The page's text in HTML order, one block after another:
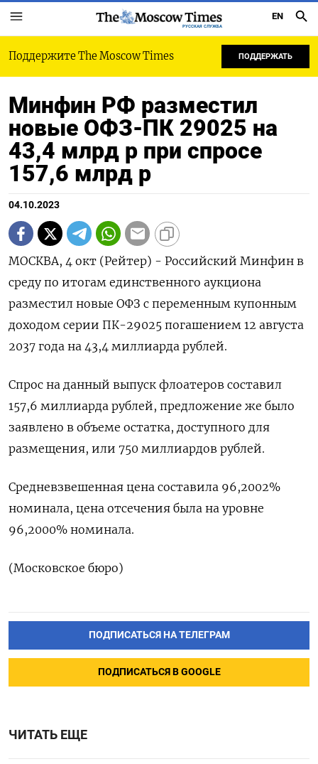
РУССКАЯ СЛУЖБА
EN
Поддержите The Moscow Times ПОДДЕРЖАТЬ
Минфин РФ разместил
новые ОФЗ-ПК 29025 на
43,4 млрд р при спросе
157,6 млрд р
04.10.2023
МОСКВА, 4 окт (Рейтер) - Российский Минфин в
среду по итогам единственного аукциона
разместил новые ОФЗ с переменным купонным
доходом серии ПК-29025 погашением 12 августа
2037 года на 43,4 миллиарда рублей.
Спрос на данный выпуск флоатеров составил
157,6 миллиарда рублей, предложение же было
заявлено в объеме остатка, доступного для
размещения, или 750 миллиардов рублей.
Средневзвешенная цена составила 96,2002%
номинала, цена отсечения была на уровне
96,2000% номинала.
(Московское бюро)
ПОДПИСАТЬСЯ НА ТЕЛЕГРАМ
ПОДПИСАТЬСЯ В GOOGLE
ЧИТАТЬ ЕЩЕ